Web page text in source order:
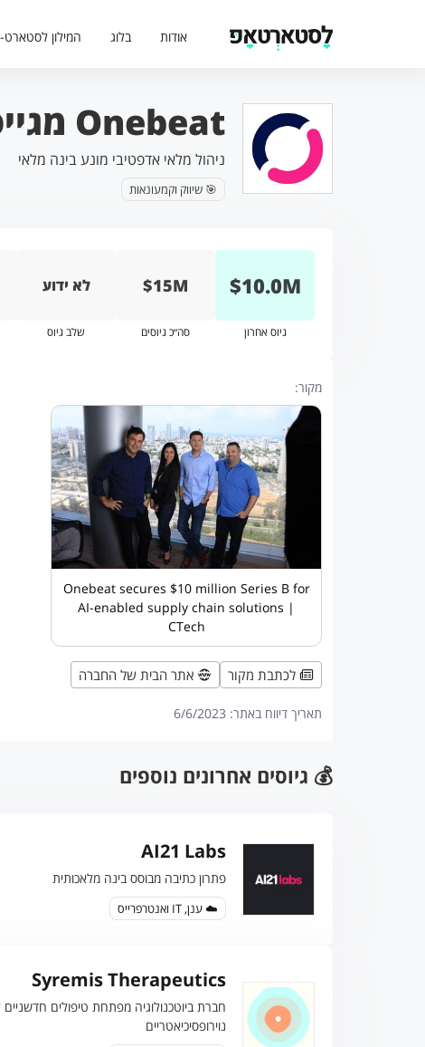
אודות בלוג המילון
Onebeat מגייסת 10 מיליון דולר
ניהול מלאי אדפטיבי מונע בינה מלאי
🎯 שיווק וקמעונאות
M
10.0
$
גיוס אחרון
$15M
סה״כ גיוסים
לא ידוע
שלב גיוס
מקור:
Onebeat secures $10 million Series B for
AI-enabled supply chain solutions |
CTech
לכתבת מקור אתר הבית של החברה
תאריך דיווח באתר: 6/6/2023
💰 גיוסים אחרונים נוספים
AI21 Labs
פתרון כתיבה מבוסס בינה מלאכותית
☁️ ענן, IT ואנטרפרייס
Syremis Therapeutics
חברת ביוטכנולוגיה מפתחת טיפולים
נוירופסיכיאטריים